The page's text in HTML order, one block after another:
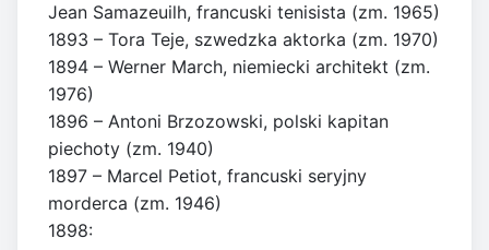
Jean Samazeuilh, francuski tenisista (zm. 1965)
1893 – Tora Teje, szwedzka aktorka (zm. 1970)
1894 – Werner March, niemiecki architekt (zm.
1976)
1896 – Antoni Brzozowski, polski kapitan
piechoty (zm. 1940)
1897 – Marcel Petiot, francuski seryjny
morderca (zm. 1946)
1898: